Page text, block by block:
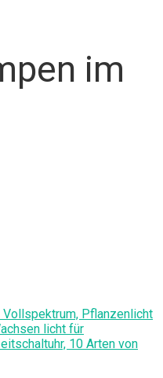
im
Pflanzenlicht
licht für
10 Arten von